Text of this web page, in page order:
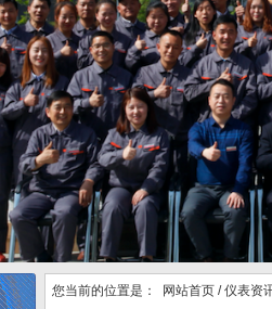
您当前的位置是： 网站首页 /仪表资